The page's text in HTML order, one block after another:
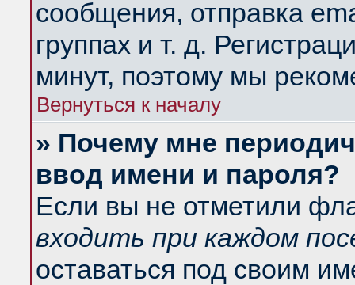
сообщения, отправка
группах и т. д.
минут, поэтому мы
Вернуться к началу
» Почему мне
ввод имени и пароля?
Если вы не отметили
входить при каждом
оставаться под своим